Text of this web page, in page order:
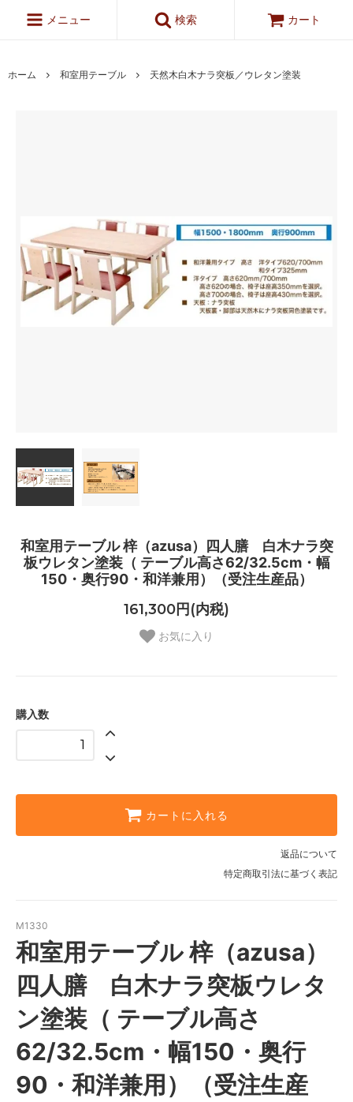
メニュー 検索 カート
ホーム 和室用テーブル 天然木白木ナラ突板／ウレタン塗装
和室用テーブル 梓（azusa）四人膳 白木ナラ突
板ウレタン塗装（ テーブル高さ62/32.5cm・幅
150・奥行90・和洋兼用）（受注生産品）
161,300円(内税)
お気に入り
購入数
カートに入れる
返品について
特定商取引法に基づく表記
M1330
和室用テーブル 梓（azusa）
四人膳 白木ナラ突板ウレタ
ン塗装（ テーブル高さ
62/32.5cm・幅150・奥行
90・和洋兼用）（受注生産